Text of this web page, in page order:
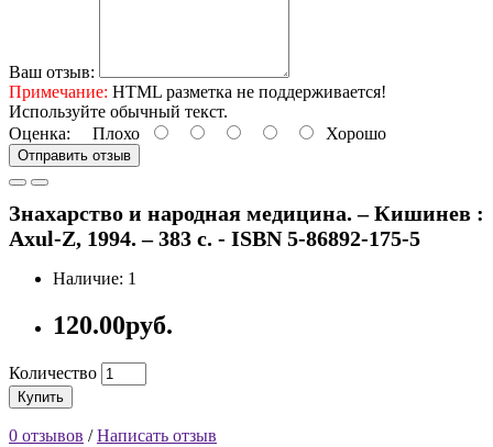
Ваш отзыв:
Примечание: HTML разметка не поддерживается!
Используйте обычный текст.
Оценка: Плохо Хорошо
Отправить отзыв
Знахарство и народная медицина. – Кишинев :
Axul-Z, 1994. – 383 с. - ISBN 5-86892-175-5
Наличие: 1
120.00руб.
Количество
Купить
0 отзывов /Написать отзыв